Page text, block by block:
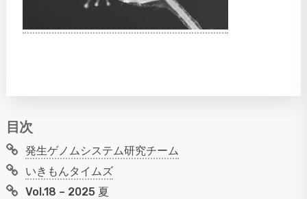
目次
発生ゲノムシステム研究チーム
いきもんタイムズ
Vol.18 – 2025 夏